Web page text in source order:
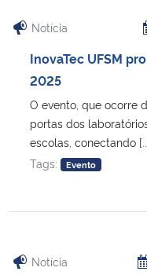
Notícia
InovaTec UFSM
2025
O evento, que ocorre
portas dos
escolas, conectando
Tags:
Evento
Notícia